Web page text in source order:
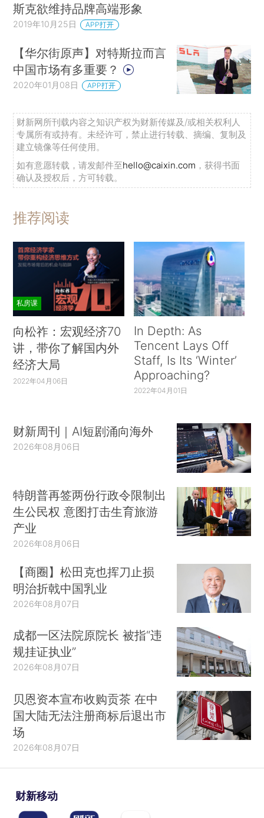
斯克欲维持品牌高端形象
2019年10月25日 APP打开
【华尔街原声】对特斯拉而言
中国市场有多重要？
2020年01月08日 APP打开
财新网所刊载内容之知识产权为财新传媒及/或相关权利人
专属所有或持有。未经许可，禁止进行转载、摘编、复制及
建立镜像等任何使用。
如有意愿转载，请发邮件至hello@caixin.com ，获得书面
确认及授权后，方可转载。
推荐阅读
私房课
向松祚：宏观经济70
讲，带你了解国内外
经济大局
2022年04月06日
In Depth: As
Tencent Lays Off
Staff, Is Its ‘Winter’
Approaching?
2022年04月01日
财新周刊｜AI短剧涌向海外
2026年08月06日
特朗普再签两份行政令限制出
生公民权 意图打击生育旅游
产业
2026年08月06日
【商圈】松田克也挥刀止损
明治折戟中国乳业
2026年08月07日
成都一区法院原院长 被指“违
规挂证执业”
2026年08月07日
贝恩资本宣布收购贡茶 在中
国大陆无法注册商标后退出市
场
2026年08月07日
财新移动